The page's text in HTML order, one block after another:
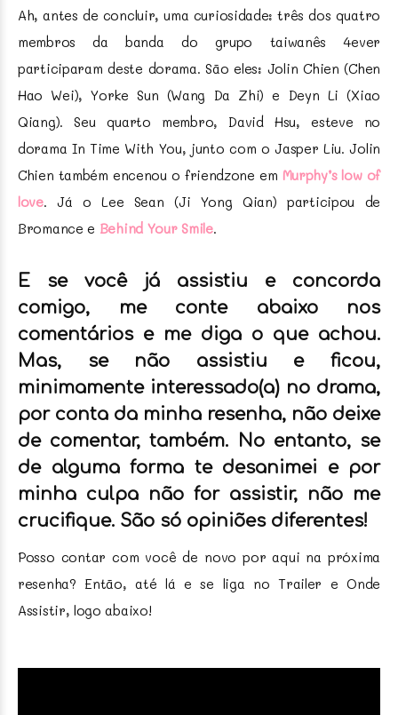
Ah, antes de concluir, uma curiosidade: três dos quatro
membros da banda do grupo taiwanês 4ever
participaram deste dorama. São eles: Jolin Chien (Chen
Hao Wei), Yorke Sun (Wang Da Zhi) e Deyn Li (Xiao
Qiang). Seu quarto membro, David Hsu, esteve no
dorama In Time With You, junto com o Jasper Liu. Jolin
Chien também encenou o friendzone em Murphy’s low of
love. Já o Lee Sean (Ji Yong Qian) participou de
Bromance e Behind Your Smile.
E se você já assistiu e concorda
comigo, me conte abaixo nos
comentários e me diga o que achou.
Mas, se não assistiu e ficou,
minimamente interessado(a) no drama,
por conta da minha resenha, não deixe
de comentar, também. No entanto, se
de alguma forma te desanimei e por
minha culpa não for assistir, não me
crucifique. São só opiniões diferentes!
Posso contar com você de novo por aqui na próxima
resenha? Então, até lá e se liga no Trailer e Onde
Assistir, logo abaixo!